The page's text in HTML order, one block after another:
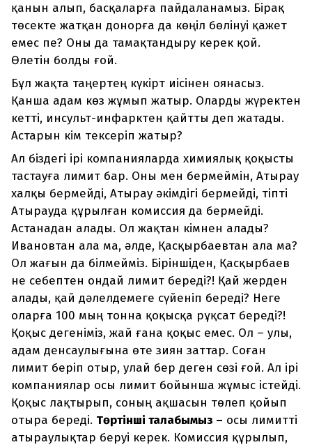
қанын алып, басқаларға пайдаланамыз. Бірақ
төсекте жатқан донорға да көңіл бөлінуі қажет
емес пе? Оны да тамақтандыру керек қой.
Өлетін болды ғой.
Бұл жақта таңертең күкірт иісінен оянасыз.
Қанша адам көз жұмып жатыр. Оларды жүректен
кетті, инсульт-инфарктен қайтты деп жатады.
Астарын кім тексеріп жатыр?
Ал біздегі ірі компанияларда химиялық қоқысты
тастауға лимит бар. Оны мен бермеймін, Атырау
халқы бермейді, Атырау әкімдігі бермейді, тіпті
Атырауда құрылған комиссия да бермейді.
Астанадан алады. Ол жақтан кімнен алады?
Ивановтан ала ма, әлде, Қасқырбаевтан ала ма?
Ол жағын да білмейміз. Біріншіден, Қасқырбаев
не себептен ондай лимит береді?! Қай жерден
алады, қай дәлелдемеге сүйеніп береді? Неге
оларға 100 мың тонна қоқысқа рұқсат береді?!
Қоқыс дегеніміз, жай ғана қоқыс емес. Ол – улы,
адам денсаулығына өте зиян заттар. Соған
лимит беріп отыр, улай бер деген сөзі ғой. Ал ірі
компаниялар осы лимит бойынша жұмыс істейді.
Қоқыс лақтырып, соның ақшасын төлеп қойып
отыра береді. Төртінші талабымыз – осы лимитті
атыраулықтар беруі керек. Комиссия құрылып,